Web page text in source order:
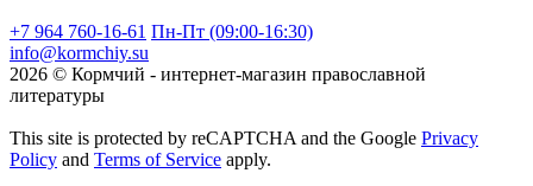
+7 964 760-16-61 Пн-Пт (09:00-16:30)
info@kormchiy.su
2026 © Кормчий - интернет-магазин православной
литературы
This site is protected by reCAPTCHA and the Google Privacy
Policy and Terms of Service apply.